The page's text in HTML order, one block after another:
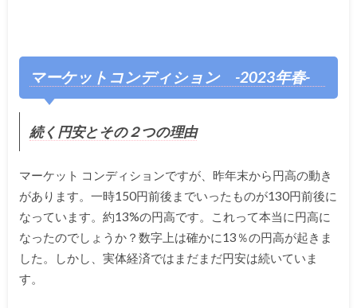
マーケットコンディション -2023年春-
続く円安とその２つの理由
マーケット コンディションですが、昨年末から円高の動き
があります。一時150円前後までいったものが130円前後に
なっています。約13%の円高です。これって本当に円高に
なったのでしょうか？数字上は確かに13％の円高が起きま
した。しかし、実体経済ではまだまだ円安は続いていま
す。